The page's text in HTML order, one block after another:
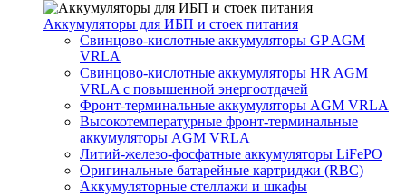
Аккумуляторы для ИБП и стоек питания
Свинцово-кислотные аккумуляторы GP AGM
VRLA
Свинцово-кислотные аккумуляторы HR AGM
VRLA с повышенной энергоотдачей
Фронт-терминальные аккумуляторы AGM VRLA
Высокотемпературные фронт-терминальные
аккумуляторы AGM VRLA
Литий-железо-фосфатные аккумуляторы LiFePO
Оригинальные батарейные картриджи (RBC)
Аккумуляторные стеллажи и шкафы